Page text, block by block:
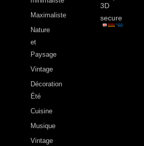
Maximaliste
Nature
et
Paysage
Vintage
Décoration
Été
Cuisine
Musique
Vintage
3D
secure